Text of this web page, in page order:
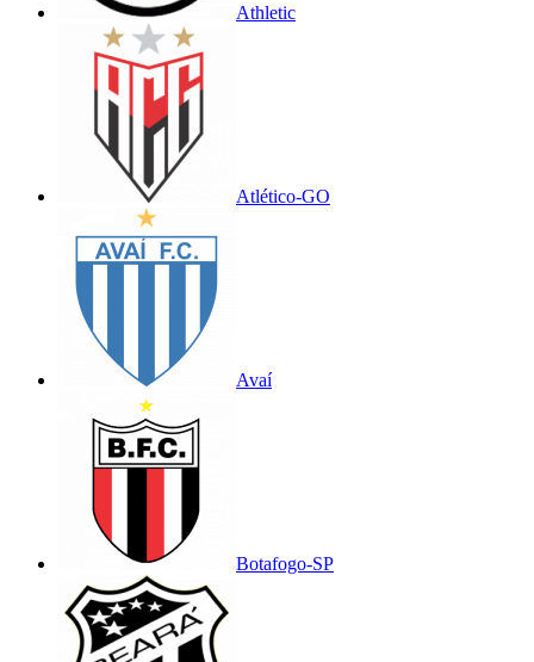
Athletic
Atlético-GO
Avaí
Botafogo-SP